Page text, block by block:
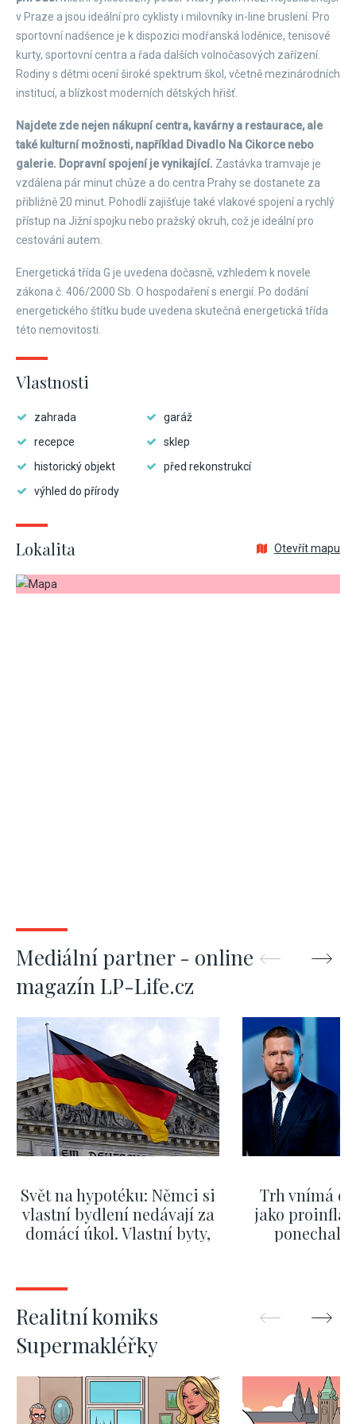
v Praze a jsou ideální pro cyklisty i milovníky in-line bruslení. Pro
sportovní nadšence je k dispozici modřanská loděnice, tenisové
kurty, sportovní centra a řada dalších volnočasových zařízení.
Rodiny s dětmi ocení široké spektrum škol, včetně mezinárodních
institucí, a blízkost moderních dětských hřišť.
Najdete zde nejen nákupní centra, kavárny a restaurace, ale
také kulturní možnosti, například Divadlo Na Cikorce nebo
galerie. Dopravní spojení je vynikající. Zastávka tramvaje je
vzdálena pár minut chůze a do centra Prahy se dostanete za
přibližně 20 minut. Pohodlí zajišťuje také vlakové spojení a rychlý
přístup na Jižní spojku nebo pražský okruh, což je ideální pro
cestování autem.
Energetická třída G je uvedena dočasně, vzhledem k novele
zákona č. 406/2000 Sb. O hospodaření s energií. Po dodání
energetického štítku bude uvedena skutečná energetická třída
této nemovitosti.
Vlastnosti
zahrada
garáž
recepce
sklep
historický objekt
před rekonstrukcí
výhled do přírody
Lokalita Otevřít mapu
Mediální partner - online
magazín LP-Life.cz
Svět na hypotéku: Němci si
vlastní bydlení nedávají za
domácí úkol. Vlastní byty,
Trh vnímá
jako
ponechali
Realitní komiks
Supermakléřky